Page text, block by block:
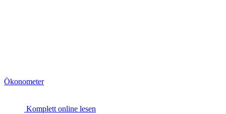
Ökonometer
Komplett online lesen